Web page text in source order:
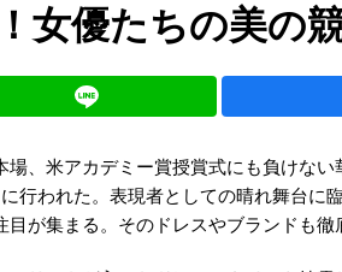
女優たちの美の
場、米アカデミー賞授賞式にも負けな
に行われた。表現者としての晴れ舞台に
目が集まる。そのドレスやブランドも徹